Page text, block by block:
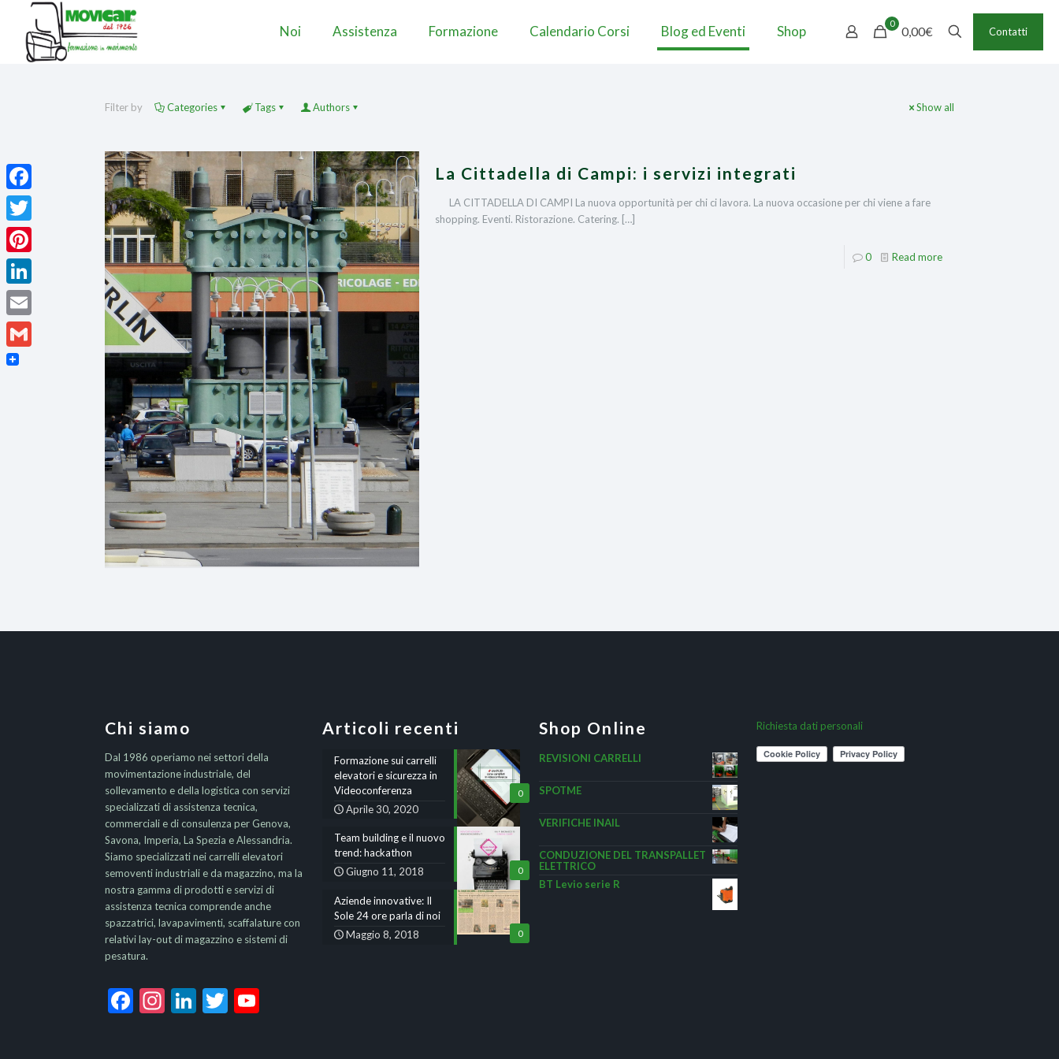
Noi Assistenza Formazione Calendario Corsi Blog ed Eventi Shop 0
0,00€ Contatti
Filter by Categories Tags Authors Show all
La Cittadella di Campi: i servizi integrati
LA CITTADELLA DI CAMPI La nuova opportunità per chi ci lavora. La nuova occasione per chi viene a fare
shopping. Eventi. Ristorazione. Catering. […]
0 Read more
Chi siamo
Dal 1986 operiamo nei settori della
movimentazione industriale, del
sollevamento e della logistica con servizi
specializzati di assistenza tecnica,
commerciali e di consulenza per Genova,
Savona, Imperia, La Spezia e Alessandria.
Siamo specializzati nei carrelli elevatori
semoventi industriali e da magazzino, ma la
nostra gamma di prodotti e servizi di
assistenza tecnica comprende anche
spazzatrici, lavapavimenti, scaffalature con
relativi lay-out di magazzino e sistemi di
pesatura.
Facebook
Instagram
LinkedIn
Twitter
Articoli recenti
0
Formazione sui carrelli
elevatori e sicurezza in
Videoconferenza
Aprile 30, 2020
0
Team building e il nuovo
trend: hackathon
Giugno 11, 2018
0
Aziende innovative: Il
Sole 24 ore parla di noi
Maggio 8, 2018
Shop Online
REVISIONI CARRELLI
SPOTME
VERIFICHE INAIL
CONDUZIONE DEL TRANSPALLET
ELETTRICO
BT Levio serie R
Richiesta dati personali
Facebook
Twitter
Pinterest
LinkedIn
Email
Gmail